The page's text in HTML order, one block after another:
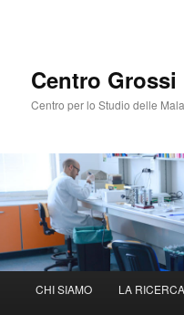
Centro Grossi
Centro per lo Studio delle
principale
Vai
Vai
CHI SIAMO LA